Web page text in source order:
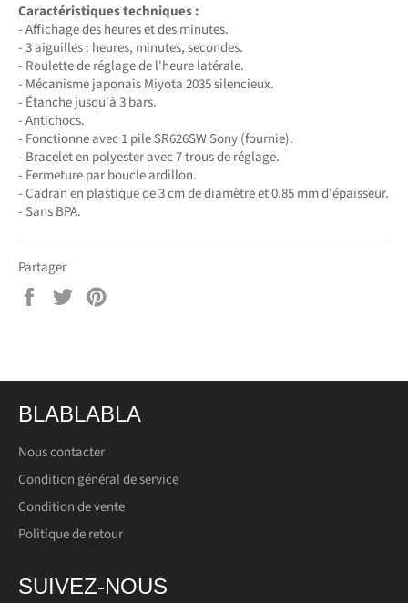
Caractéristiques techniques :
- Affichage des heures et des minutes.
- 3 aiguilles : heures, minutes, secondes.
- Roulette de réglage de l'heure latérale.
- Mécanisme japonais Miyota 2035 silencieux.
- Étanche jusqu'à 3 bars.
- Antichocs.
- Fonctionne avec 1 pile SR626SW Sony (fournie).
- Bracelet en polyester avec 7 trous de réglage.
- Fermeture par boucle ardillon.
- Cadran en plastique de 3 cm de diamètre et 0,85 mm d'épaisseur.
- Sans BPA.
Partager
Partager
sur
Tweeter
sur
BLABLABLA
Nous contacter
Condition général de service
Condition de vente
Politique de retour
SUIVEZ-NOUS